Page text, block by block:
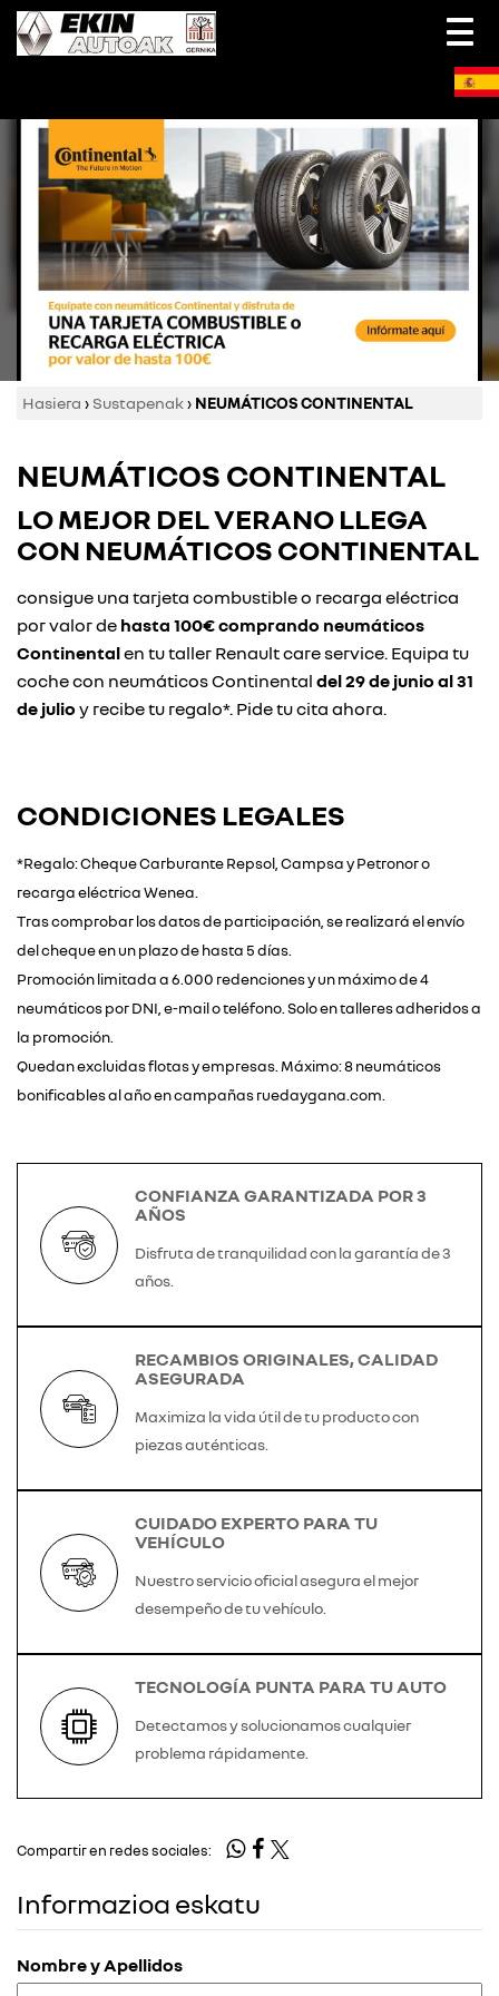
Hasiera › Sustapenak› NEUMÁTICOS CONTINENTAL
NEUMÁTICOS CONTINENTAL
LO MEJOR DEL VERANO LLEGA
CON NEUMÁTICOS CONTINENTAL
consigue una tarjeta combustible o recarga eléctrica
por valor de hasta 100€ comprando neumáticos
Continentalen tu taller Renault care service. Equipa tu
coche con neumáticos Continental del 29 de junio al 31
de julio y recibe tu regalo*. Pide tu cita ahora.
CONDICIONES LEGALES
*Regalo: Cheque Carburante Repsol, Campsa y Petronor o
recarga eléctrica Wenea.
Tras comprobar los datos de participación, se realizará el envío
del cheque en un plazo de hasta 5 días.
Promoción limitada a 6.000 redenciones y un máximo de 4
neumáticos por DNI, e-mail o teléfono. Solo en talleres adheridos a
la promoción.
Quedan excluidas flotas y empresas. Máximo: 8 neumáticos
bonificables al año en campañas ruedaygana.com.
CONFIANZA GARANTIZADA POR 3
AÑOS
Disfruta de tranquilidad con la garantía de 3
años.
RECAMBIOS ORIGINALES, CALIDAD
ASEGURADA
Maximiza la vida útil de tu producto con
piezas auténticas.
CUIDADO EXPERTO PARA TU
VEHÍCULO
Nuestro servicio oficial asegura el mejor
desempeño de tu vehículo.
TECNOLOGÍA PUNTA PARA TU AUTO
Detectamos y solucionamos cualquier
problema rápidamente.
Compartir en redes sociales:
Informazioa eskatu
Nombre y Apellidos